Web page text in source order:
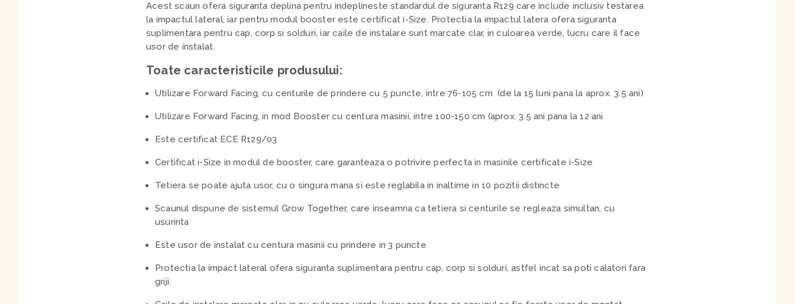
Acest scaun ofera siguranta deplina pentru indeplineste standardul de siguranta R129 care include inclusiv testarea
la impactul lateral, iar pentru modul booster este certificat i-Size. Protectia la impactul latera ofera siguranta
suplimentara pentru cap, corp si solduri, iar caile de instalare sunt marcate clar, in culoarea verde, lucru care il face
usor de instalat.
Toate caracteristicile produsului:
Utilizare Forward Facing, cu centurile de prindere cu 5 puncte, intre 76-105 cm (de la 15 luni pana la aprox. 3.5 ani)
Utilizare Forward Facing, in mod Booster cu centura masinii, intre 100-150 cm (aprox. 3.5 ani pana la 12 ani
Este certificat ECE R129/03
Certificat i-Size in modul de booster, care garanteaza o potrivire perfecta in masinile certificate i-Size
Tetiera se poate ajuta usor, cu o singura mana si este reglabila in inaltime in 10 pozitii distincte
Scaunul dispune de sistemul Grow Together, care inseamna ca tetiera si centurile se regleaza simultan, cu
usurinta
Este usor de instalat cu centura masinii cu prindere in 3 puncte
Protectia la impact lateral ofera siguranta suplimentara pentru cap, corp si solduri, astfel incat sa poti calatori fara
griji.